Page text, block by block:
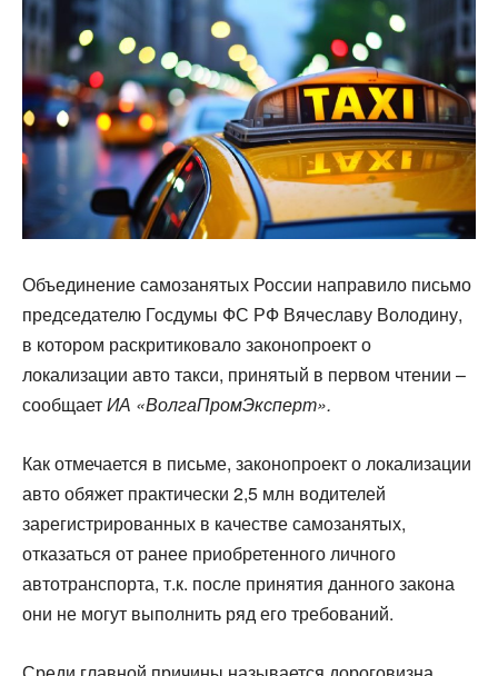
Объединение самозанятых России направило письмо
председателю Госдумы ФС РФ Вячеславу Володину,
в котором раскритиковало законопроект о
локализации авто такси, принятый в первом чтении –
сообщаетИА «ВолгаПромЭксперт».
Как отмечается в письме, законопроект о локализации
авто обяжет практически 2,5 млн водителей
зарегистрированных в качестве самозанятых,
отказаться от ранее приобретенного личного
автотранспорта, т.к. после принятия данного закона
они не могут выполнить ряд его требований.